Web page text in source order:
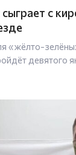
с
«жёлто-
девятого